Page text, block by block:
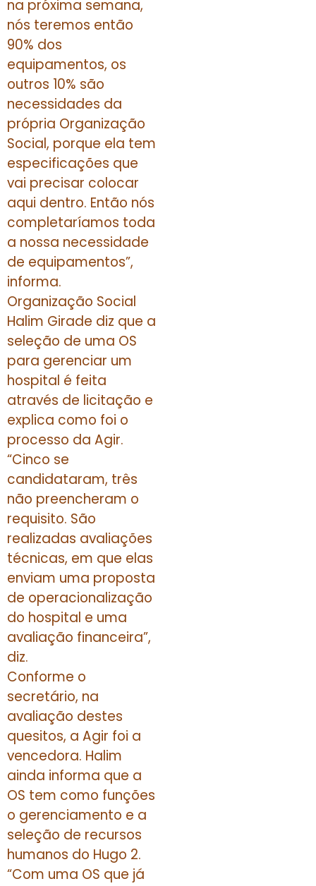
na próxima semana,
nós teremos então
90% dos
equipamentos, os
outros 10% são
necessidades da
própria Organização
Social, porque ela tem
especificações que
vai precisar colocar
aqui dentro. Então nós
completaríamos toda
a nossa necessidade
de equipamentos”,
informa.
Organização Social
Halim Girade diz que a
seleção de uma OS
para gerenciar um
hospital é feita
através de licitação e
explica como foi o
processo da Agir.
“Cinco se
candidataram, três
não preencheram o
requisito. São
realizadas avaliações
técnicas, em que elas
enviam uma proposta
de operacionalização
do hospital e uma
avaliação financeira”,
diz.
Conforme o
secretário, na
avaliação destes
quesitos, a Agir foi a
vencedora. Halim
ainda informa que a
OS tem como funções
o gerenciamento e a
seleção de recursos
humanos do Hugo 2.
“Com uma OS que já